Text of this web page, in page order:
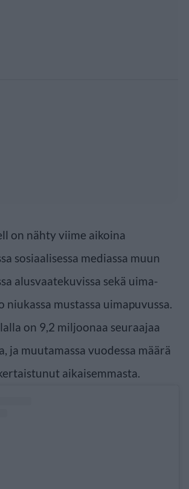
on nähty viime aikoina
sosiaalisessa mediassa muun
alusvaatekuvissa sekä uima-
niukassa mustassa uimapuvussa.
on 9,2 miljoonaa seuraajaa
ja muutamassa vuodessa määrä
aikaisemmasta.